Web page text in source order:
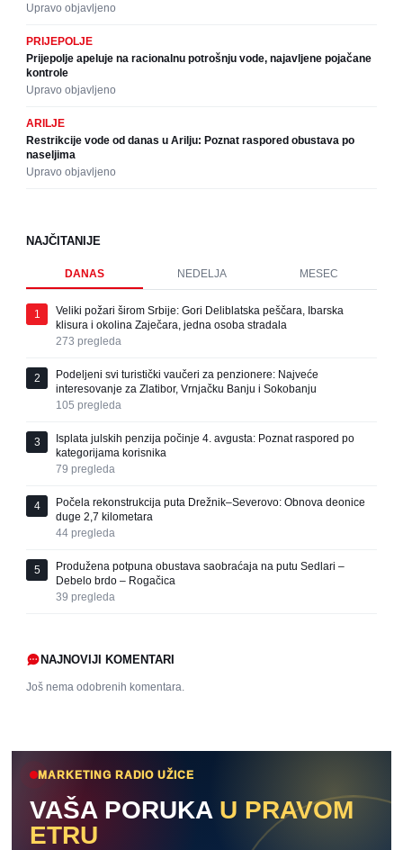
Upravo objavljeno
PRIJEPOLJE
Prijepolje apeluje na racionalnu potrošnju vode, najavljene pojačane
kontrole
Upravo objavljeno
ARILJE
Restrikcije vode od danas u Arilju: Poznat raspored obustava po
naseljima
Upravo objavljeno
NAJČITANIJE
DANAS NEDELJA MESEC
1
Veliki požari širom Srbije: Gori Deliblatska peščara, Ibarska
klisura i okolina Zaječara, jedna osoba stradala
273 pregleda
2
Podeljeni svi turistički vaučeri za penzionere: Najveće
interesovanje za Zlatibor, Vrnjačku Banju i Sokobanju
105 pregleda
3
Isplata julskih penzija počinje 4. avgusta: Poznat raspored po
kategorijama korisnika
79 pregleda
4
Počela rekonstrukcija puta Drežnik–Severovo: Obnova deonice
duge 2,7 kilometara
44 pregleda
5
Produžena potpuna obustava saobraćaja na putu Sedlari –
Debelo brdo – Rogačica
39 pregleda
NAJNOVIJI KOMENTARI
Još nema odobrenih komentara.
MARKETING RADIO UŽICE
VAŠA PORUKA U PRAVOM
ETRU